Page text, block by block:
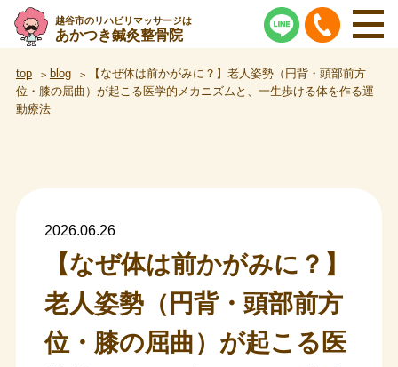
越谷市のリハビリマッサージは
あかつき鍼灸整骨院
top blog
【なぜ体は前かがみに？】老人姿勢（円背・頭部前方
位・膝の屈曲）が起こる医学的メカニズムと、一生歩ける体を作る運
動療法
2026.06.26
【なぜ体は前かがみに？】
老人姿勢（円背・頭部前方
位・膝の屈曲）が起こる医